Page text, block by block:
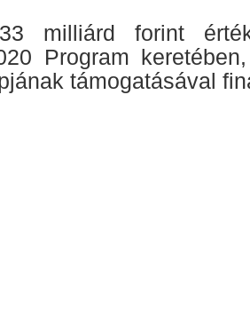
milliárd forint
Program
támogatásával